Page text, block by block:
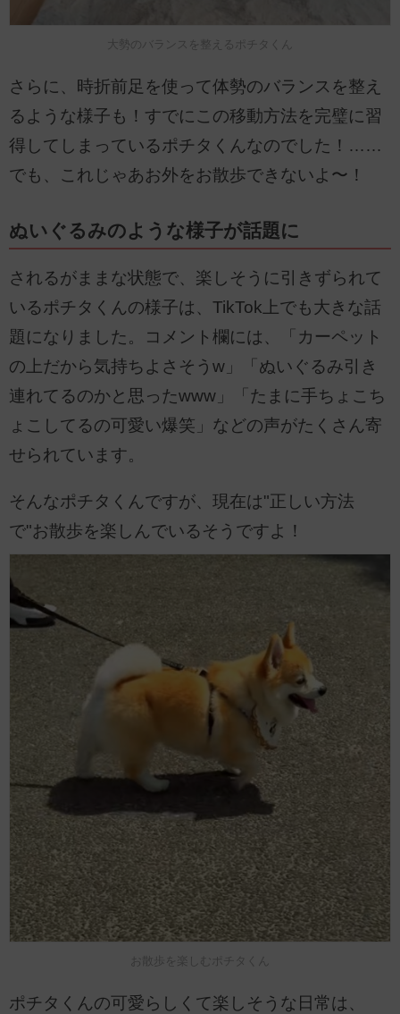
大勢のバランスを整えるポチタくん
さらに、時折前足を使って体勢のバランスを整え
るような様子も！すでにこの移動方法を完璧に習
得してしまっているポチタくんなのでした！……
でも、これじゃあお外をお散歩できないよ〜！
ぬいぐるみのような様子が話題に
されるがままな状態で、楽しそうに引きずられて
いるポチタくんの様子は、TikTok上でも大きな話
題になりました。コメント欄には、「カーペット
の上だから気持ちよさそうw」「ぬいぐるみ引き
連れてるのかと思ったwww」「たまに手ちょこち
ょこしてるの可愛い爆笑」などの声がたくさん寄
せられています。
そんなポチタくんですが、現在は"正しい方法
で"お散歩を楽しんでいるそうですよ！
お散歩を楽しむポチタくん
ポチタくんの可愛らしくて楽しそうな日常は、